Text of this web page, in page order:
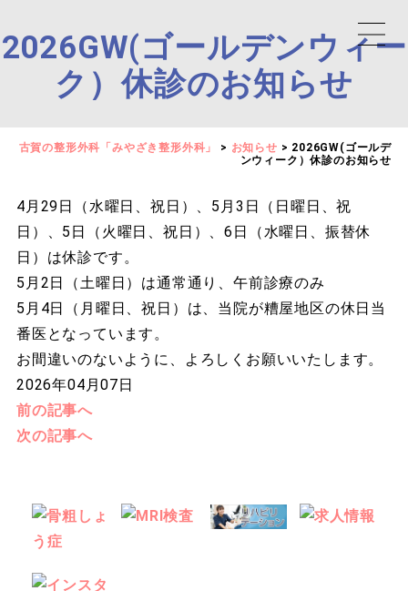
2026GW(ゴールデンウィー
ク）休診のお知らせ
古賀の整形外科「みやざき整形外科」 > お知らせ > 2026GW(ゴールデ
ンウィーク）休診のお知らせ
4月29日（水曜日、祝日）、5月3日（日曜日、祝
日）、5日（火曜日、祝日）、6日（水曜日、振替休
日）は休診です。
5月2日（土曜日）は通常通り、午前診療のみ
5月4日（月曜日、祝日）は、当院が糟屋地区の休日当
番医となっています。
お間違いのないように、よろしくお願いいたします。
2026年04月07日
前の記事へ
次の記事へ